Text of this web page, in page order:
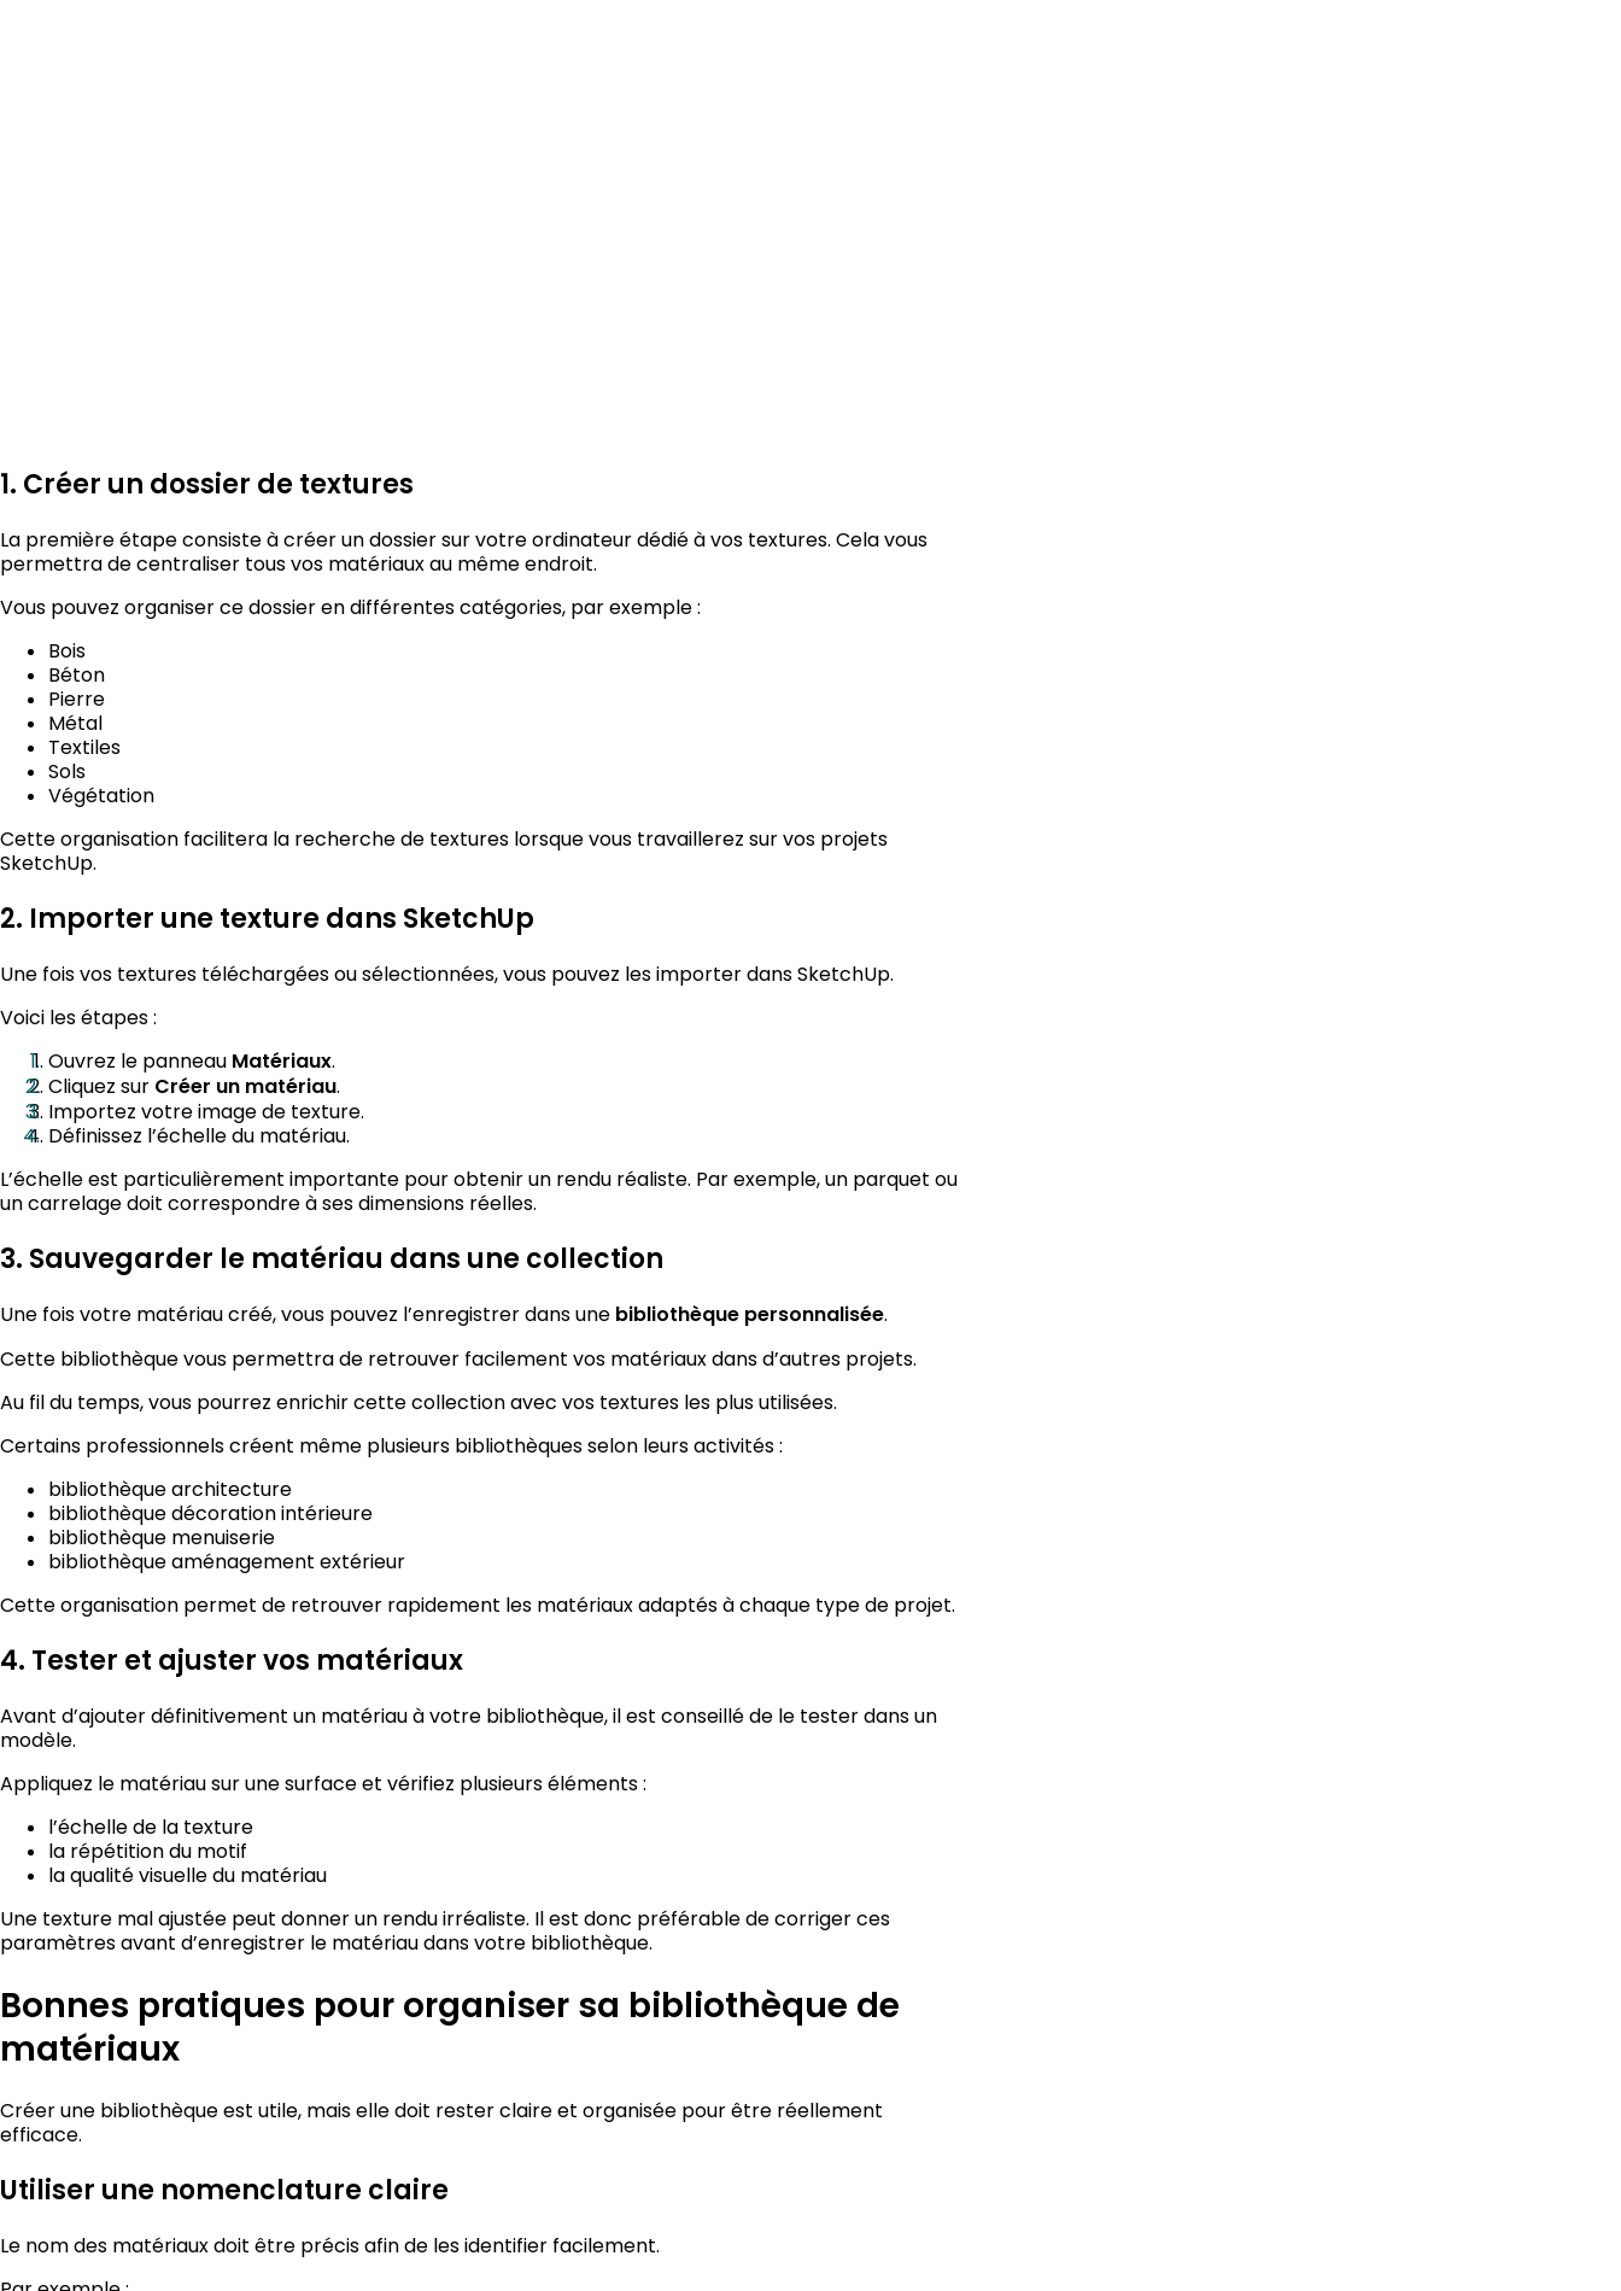
1. Créer un dossier de textures
La première étape consiste à créer un dossier sur votre ordinateur dédié à vos textures. Cela vous
permettra de centraliser tous vos matériaux au même endroit.
Vous pouvez organiser ce dossier en différentes catégories, par exemple :
Bois
Béton
Pierre
Métal
Textiles
Sols
Végétation
Cette organisation facilitera la recherche de textures lorsque vous travaillerez sur vos projets
SketchUp.
2. Importer une texture dans SketchUp
Une fois vos textures téléchargées ou sélectionnées, vous pouvez les importer dans SketchUp.
Voici les étapes :
Ouvrez le panneau Matériaux.
Cliquez sur Créer un matériau.
Importez votre image de texture.
Définissez l’échelle du matériau.
L’échelle est particulièrement importante pour obtenir un rendu réaliste. Par exemple, un parquet ou
un carrelage doit correspondre à ses dimensions réelles.
3. Sauvegarder le matériau dans une collection
Une fois votre matériau créé, vous pouvez l’enregistrer dans une bibliothèque personnalisée.
Cette bibliothèque vous permettra de retrouver facilement vos matériaux dans d’autres projets.
Au fil du temps, vous pourrez enrichir cette collection avec vos textures les plus utilisées.
Certains professionnels créent même plusieurs bibliothèques selon leurs activités :
bibliothèque architecture
bibliothèque décoration intérieure
bibliothèque menuiserie
bibliothèque aménagement extérieur
Cette organisation permet de retrouver rapidement les matériaux adaptés à chaque type de projet.
4. Tester et ajuster vos matériaux
Avant d’ajouter définitivement un matériau à votre bibliothèque, il est conseillé de le tester dans un
modèle.
Appliquez le matériau sur une surface et vérifiez plusieurs éléments :
l’échelle de la texture
la répétition du motif
la qualité visuelle du matériau
Une texture mal ajustée peut donner un rendu irréaliste. Il est donc préférable de corriger ces
paramètres avant d’enregistrer le matériau dans votre bibliothèque.
Bonnes pratiques pour organiser sa bibliothèque de
matériaux
Créer une bibliothèque est utile, mais elle doit rester claire et organisée pour être réellement
efficace.
Utiliser une nomenclature claire
Le nom des matériaux doit être précis afin de les identifier facilement.